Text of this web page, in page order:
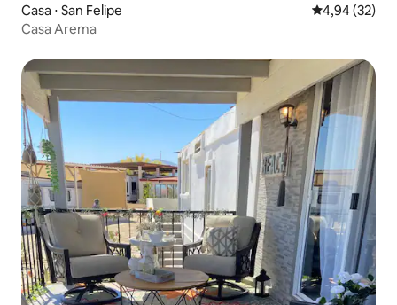
Casa ⋅ San Felipe 4,94 de uma
4,94 (32)
Casa Arema